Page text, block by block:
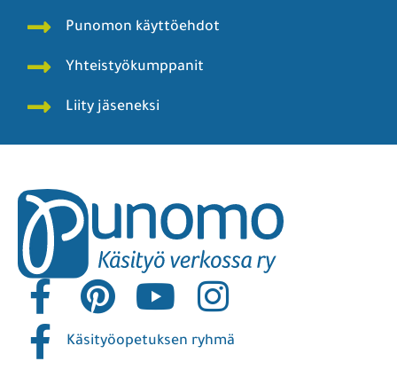
Punomon käyttöehdot
Yhteistyökumppanit
Liity jäseneksi
Käsityöopetuksen ryhmä